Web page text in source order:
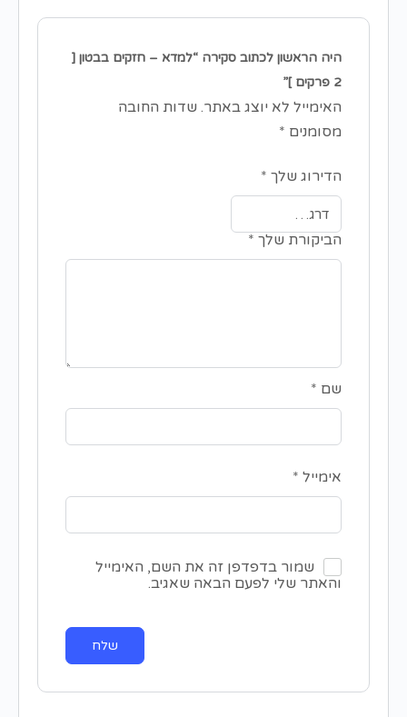
היה הראשון לכתוב סקירה “למדא – חזקים בבטון [
2 פרקים ]”
האימייל לא יוצג באתר. שדות החובה
מסומנים *
הדירוג שלך *
הביקורת שלך *
שם *
אימייל *
שמור בדפדפן זה את השם, האימייל
והאתר שלי לפעם הבאה שאגיב.